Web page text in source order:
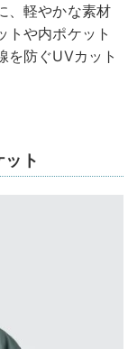
、軽やかな素材
トや内ポケット
を防ぐUVカット
ット